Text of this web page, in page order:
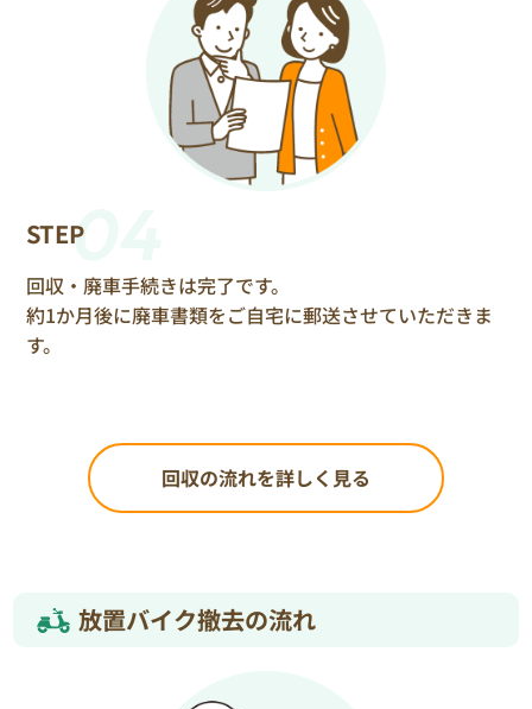
STEP04
回収・廃車手続きは完了です。
約1か月後に廃車書類をご自宅に郵送させていただきま
す。
回収の流れを詳しく見る
放置バイク撤去の流れ